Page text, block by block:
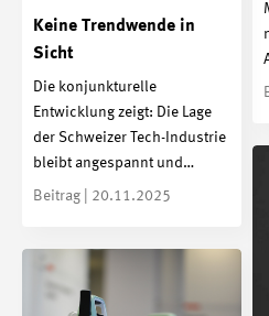
Keine Trendwende in
Sicht
Die konjunkturelle
Entwicklung zeigt: Die Lage
der Schweizer Tech-Industrie
bleibt angespannt und…
Beitrag | 20.11.2025